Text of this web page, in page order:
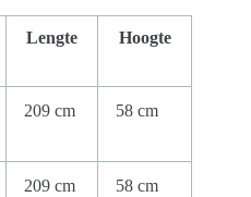
Lengte Hoogte
209 cm 58 cm
209 cm 58 cm